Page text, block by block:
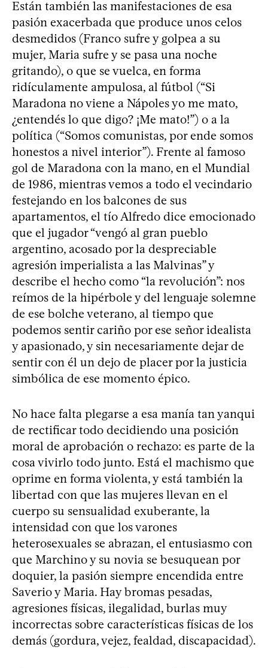
Están también las manifestaciones de esa
pasión exacerbada que produce unos celos
desmedidos (Franco sufre y golpea a su
mujer, Maria sufre y se pasa una noche
gritando), o que se vuelca, en forma
ridículamente ampulosa, al fútbol (“Si
Maradona no viene a Nápoles yo me mato,
¿entendés lo que digo? ¡Me mato!”) o a la
política (“Somos comunistas, por ende somos
honestos a nivel interior”). Frente al famoso
gol de Maradona con la mano, en el Mundial
de 1986, mientras vemos a todo el vecindario
festejando en los balcones de sus
apartamentos, el tío Alfredo dice emocionado
que el jugador “vengó al gran pueblo
argentino, acosado por la despreciable
agresión imperialista a las Malvinas” y
describe el hecho como “la revolución”: nos
reímos de la hipérbole y del lenguaje solemne
de ese bolche veterano, al tiempo que
podemos sentir cariño por ese señor idealista
y apasionado, y sin necesariamente dejar de
sentir con él un dejo de placer por la justicia
simbólica de ese momento épico.
No hace falta plegarse a esa manía tan yanqui
de rectificar todo decidiendo una posición
moral de aprobación o rechazo: es parte de la
cosa vivirlo todo junto. Está el machismo que
oprime en forma violenta, y está también la
libertad con que las mujeres llevan en el
cuerpo su sensualidad exuberante, la
intensidad con que los varones
heterosexuales se abrazan, el entusiasmo con
que Marchino y su novia se besuquean por
doquier, la pasión siempre encendida entre
Saverio y Maria. Hay bromas pesadas,
agresiones físicas, ilegalidad, burlas muy
incorrectas sobre características físicas de los
demás (gordura, vejez, fealdad, discapacidad).